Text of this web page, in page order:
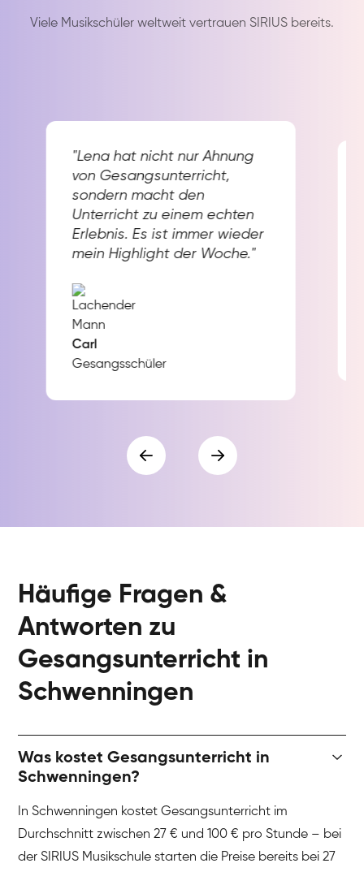
Viele Musikschüler weltweit vertrauen SIRIUS bereits.
"Lena hat nicht nur Ahnung
von Gesangsunterricht,
sondern macht den
Unterricht zu einem echten
Erlebnis. Es ist immer wieder
mein Highlight der Woche."
Carl
Gesangsschüler
Häufige Fragen &
Antworten zu
Gesangsunterricht in
Schwenningen
Was kostet Gesangsunterricht in
Schwenningen?
In Schwenningen kostet Gesangsunterricht im
Durchschnitt zwischen 27 € und 100 € pro Stunde – bei
der SIRIUS Musikschule starten die Preise bereits bei 27